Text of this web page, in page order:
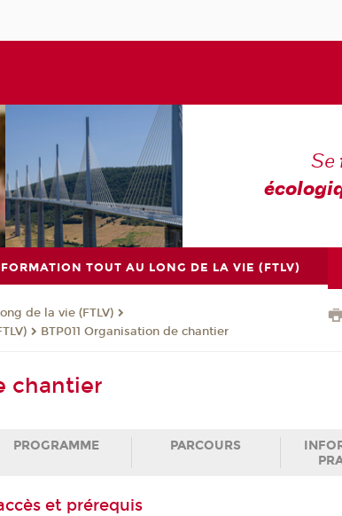
Se
FORMATION TOUT AU LONG DE LA VIE (FTLV)
de la vie (FTLV)
BTP011 Organisation de chantier
chantier
PROGRAMME PARCOURS
et prérequis